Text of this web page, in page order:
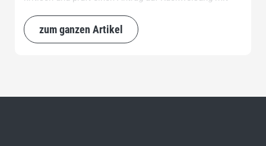
Bundes neu zu starten.
zum ganzen Artikel